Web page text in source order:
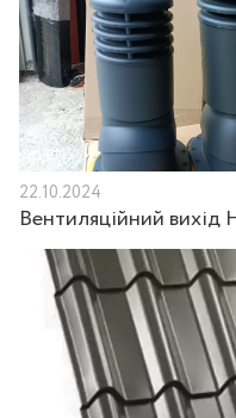
22.10.2024
Вентиляційний вихід